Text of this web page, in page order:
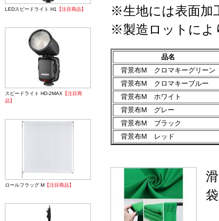
※生地には表面加
※製造ロットによ
品名
背景布M クロマキーグリー
背景布M クロマキーブルー
背景布M ホワイト
背景布M グレー
背景布M ブラック
背景布M レッド
LEDスピードライト H1 【注目商品】
スピードライト HD-2MAX 【注目商
品】
ロールフラッグ M 【注目商品】